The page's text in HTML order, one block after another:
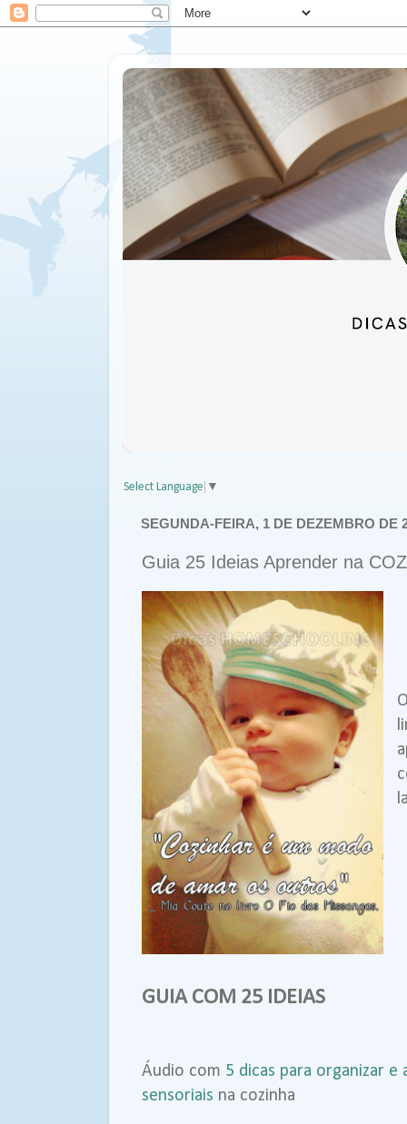
Select Language ▼
SEGUNDA-FEIRA, 1 DE DEZEMBRO DE
Guia 25 Ideias Aprender na
GUIA COM 25 IDEIAS
Áudio com 5 dicas para organizar
sensoriais na cozinha